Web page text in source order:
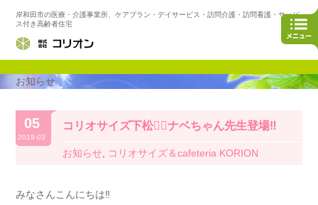
岸和田市の医療・介護事業所、ケアプラン・デイサービス・訪問介護・訪問看護・サービ
ス付き高齢者住宅
お知らせ
05
2019-03
コリオサイズ下松🤸‍♂️ナベちゃん先生登場‼️
お知らせ コリオサイズ＆cafeteria KORION
みなさんこんにちは‼️